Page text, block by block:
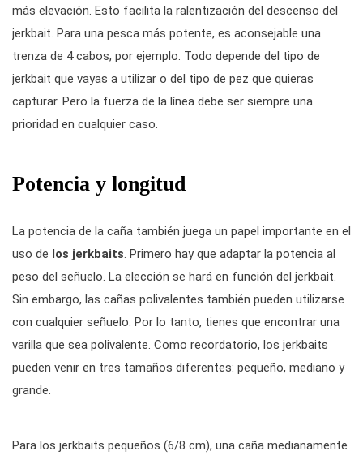
más elevación. Esto facilita la ralentización del descenso del
jerkbait. Para una pesca más potente, es aconsejable una
trenza de 4 cabos, por ejemplo. Todo depende del tipo de
jerkbait que vayas a utilizar o del tipo de pez que quieras
capturar. Pero la fuerza de la línea debe ser siempre una
prioridad en cualquier caso.
Potencia y longitud
La potencia de la caña también juega un papel importante en el
uso de los jerkbaits. Primero hay que adaptar la potencia al
peso del señuelo. La elección se hará en función del jerkbait.
Sin embargo, las cañas polivalentes también pueden utilizarse
con cualquier señuelo. Por lo tanto, tienes que encontrar una
varilla que sea polivalente. Como recordatorio, los jerkbaits
pueden venir en tres tamaños diferentes: pequeño, mediano y
grande.
Para los jerkbaits pequeños (6/8 cm), una caña medianamente